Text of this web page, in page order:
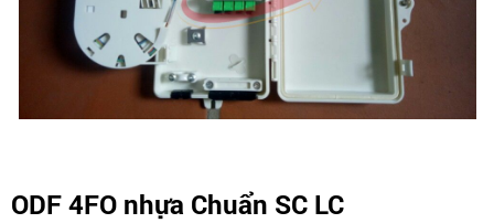
ODF 4FO nhựa Chuẩn SC LC